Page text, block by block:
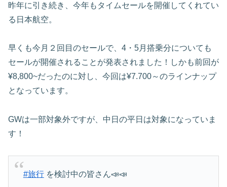
昨年に引き続き、今年もタイムセールを開催してくれてい
る日本航空。
早くも今月２回目のセールで、4・5月搭乗分についても
セールが開催されることが発表されました！しかも前回が
¥8,800~だったのに対し、今回は¥7.700～のラインナップ
となっています。
GWは一部対象外ですが、中日の平日は対象になっていま
す！
#旅行を検討中の皆さん📣📣